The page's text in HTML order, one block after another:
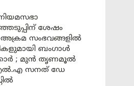
ശേഷം
അക്രമ സംഭവങ്ങളിൽ
ബംഗാൾ
; മുൻ തൃണമൂൽ
സനത് ഡേ